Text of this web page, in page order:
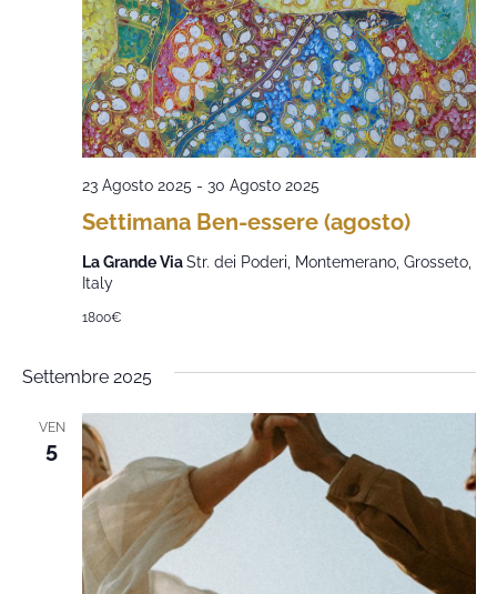
Settimana Ben-essere (agosto)
23 Agosto 2025 - 30 Agosto 2025
La Grande ViaStr. dei Poderi, Montemerano, Grosseto,
Italy
1800€
Settembre 2025
VEN
5